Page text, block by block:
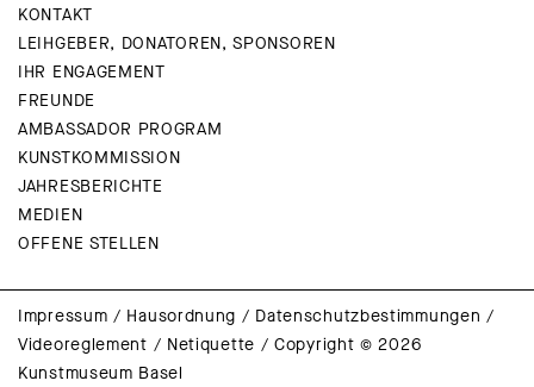
KONTAKT
LEIHGEBER, DONATOREN, SPONSOREN
IHR ENGAGEMENT
FREUNDE
AMBASSADOR PROGRAM
KUNSTKOMMISSION
JAHRESBERICHTE
MEDIEN
OFFENE STELLEN
Impressum / Hausordnung / Datenschutzbestimmungen /
Videoreglement / Netiquette /Copyright © 2026
Kunstmuseum Basel